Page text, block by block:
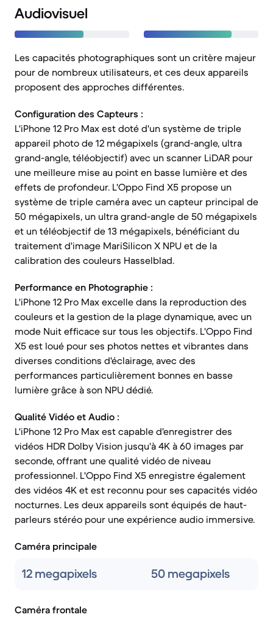
Audiovisuel
Les capacités photographiques sont un critère majeur
pour de nombreux utilisateurs, et ces deux appareils
proposent des approches différentes.
Configuration des Capteurs :
L'iPhone 12 Pro Max est doté d'un système de triple
appareil photo de 12 mégapixels (grand-angle, ultra
grand-angle, téléobjectif) avec un scanner LiDAR pour
une meilleure mise au point en basse lumière et des
effets de profondeur. L'Oppo Find X5 propose un
système de triple caméra avec un capteur principal de
50 mégapixels, un ultra grand-angle de 50 mégapixels
et un téléobjectif de 13 mégapixels, bénéficiant du
traitement d'image MariSilicon X NPU et de la
calibration des couleurs Hasselblad.
Performance en Photographie :
L'iPhone 12 Pro Max excelle dans la reproduction des
couleurs et la gestion de la plage dynamique, avec un
mode Nuit efficace sur tous les objectifs. L'Oppo Find
X5 est loué pour ses photos nettes et vibrantes dans
diverses conditions d'éclairage, avec des
performances particulièrement bonnes en basse
lumière grâce à son NPU dédié.
Qualité Vidéo et Audio :
L'iPhone 12 Pro Max est capable d'enregistrer des
vidéos HDR Dolby Vision jusqu'à 4K à 60 images par
seconde, offrant une qualité vidéo de niveau
professionnel. L'Oppo Find X5 enregistre également
des vidéos 4K et est reconnu pour ses capacités vidéo
nocturnes. Les deux appareils sont équipés de haut-
parleurs stéréo pour une expérience audio immersive.
Caméra principale
12 megapixels 50 megapixels
Caméra frontale